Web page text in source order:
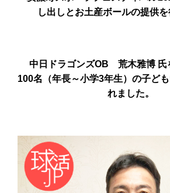
し出しとお土産ボールの提供を
中日ドラゴンズOB 荒木雅博 氏
100名（年長～小学3年生）の子ど
れました。